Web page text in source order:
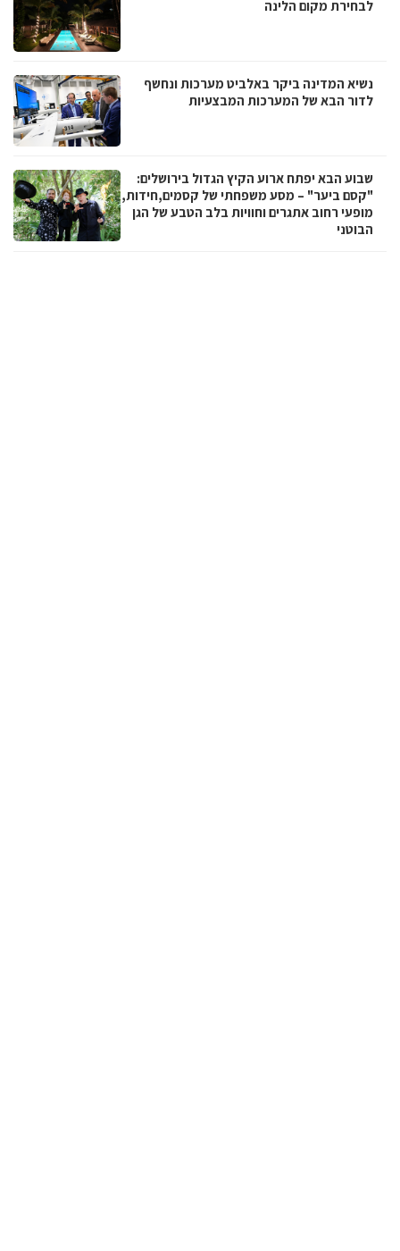
לבחירת מקום הלינה
נשיא המדינה ביקר באלביט מערכות ונחשף
לדור הבא של המערכות המבצעיות
שבוע הבא יפתח ארוע הקיץ הגדול בירושלים:
"קסם ביער" – מסע משפחתי של קסמים,חידות,
מופעי רחוב אתגרים וחוויות בלב הטבע של הגן
הבוטני